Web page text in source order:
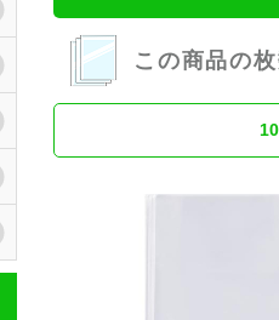
この商品の